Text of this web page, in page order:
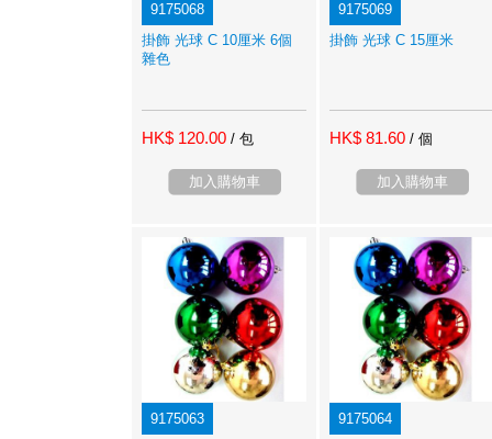
9175068
掛飾 光球 C 10厘米 6個
雜色
HK$ 120.00 / 包
加入購物車
9175069
掛飾 光球 C 15厘米
HK$ 81.60 / 個
加入購物車
9175063
9175064